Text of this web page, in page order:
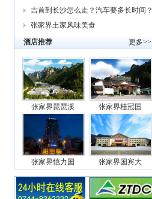
要
吉首到长沙怎么走？汽车要多长时间？
我
张家界土家风味美食
更多>>
酒店推荐
张家界琵琶溪 张家界桂冠国
张家界恺力国 张家界国宾大